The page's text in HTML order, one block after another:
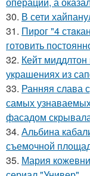
30. В сети
31. Пирог "4
готовить
32. Кейт
украшениях из
33. Ранняя слава
самых
фасадом
34. Альбина
съемочной
35. Мария